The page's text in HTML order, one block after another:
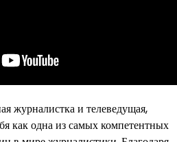
журналистка и телеведущая,
как одна из самых компетентных